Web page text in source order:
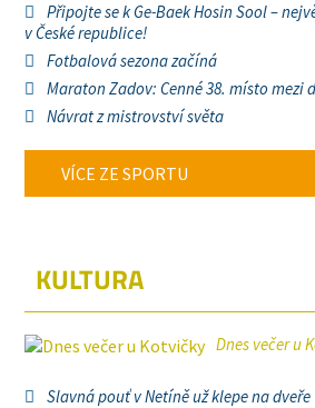
Připojte se k Ge-Baek Hosin Sool –
v České republice!
Fotbalová sezona začíná
Maraton Zadov: Cenné 38. místo mezi
Návrat z mistrovství světa
VÍCE ZE SPORTU
KULTURA
Dnes večer u
Slavná pouť v Netíně už klepe na dveře